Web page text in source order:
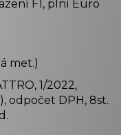
F1, plní Euro
met.)
1/2022,
odpočet DPH, 8st.